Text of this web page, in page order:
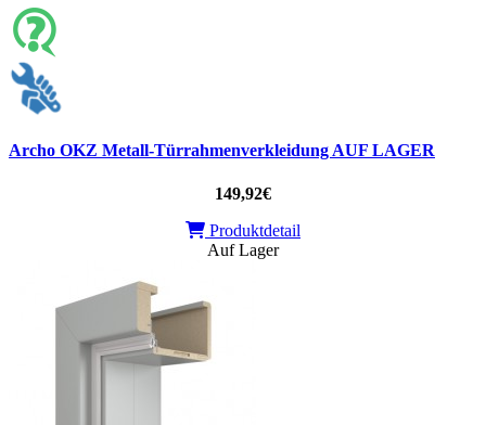
Archo OKZ Metall-Türrahmenverkleidung AUF LAGER
149,92€
Produktdetail
Auf Lager